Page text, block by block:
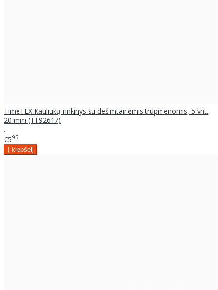
TimeTEX Kauliukų rinkinys su dešimtainėmis trupmenomis, 5 vnt.,
20 mm (TT92617)
..
€595